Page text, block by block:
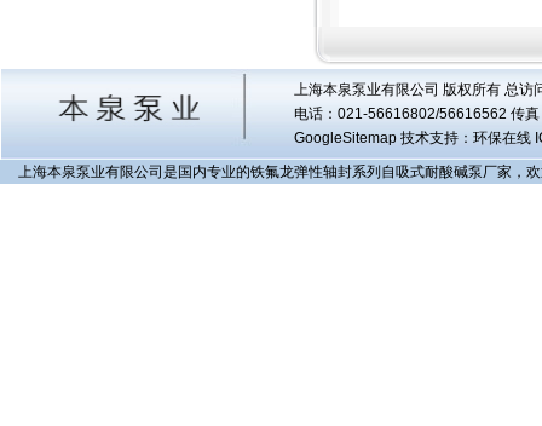
上海本泉泵业有限公司 版权所有 总访
电话：021-56616802/56616562 传
GoogleSitemap技术支持：环保在线
上海本泉泵业有限公司是国内专业的铁氟龙弹性轴封系列自吸式耐酸碱泵厂家，